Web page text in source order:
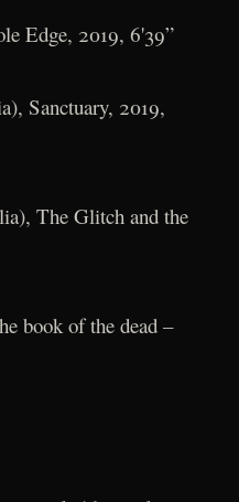
Edge, 2019, 6'39”
Sanctuary, 2019,
The Glitch and the
book of the dead –